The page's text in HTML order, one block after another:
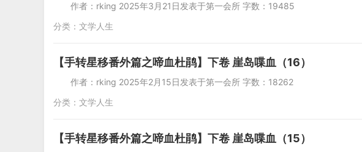
作者：rking 2025年3月21日发表于第一会所 字数：
分类： 文学人生
【手转星移番外篇之啼血杜鹃】下卷 崖岛喋血（16）
作者：rking 2025年2月15日发表于第一会所 字数：
分类： 文学人生
【手转星移番外篇之啼血杜鹃】下卷 崖岛喋血（15）